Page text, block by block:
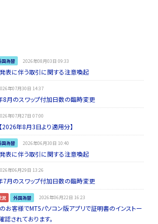
国為替 2026年08月03日 09:33
発表に伴う取引に関する注意喚起
年07月30日 14:37
8月のスワップ付加日数の臨時変更
年07月27日 07:00
年8月3日より適用分】
国為替 2026年06月30日 10:40
発表に伴う取引に関する注意喚起
年06月29日 13:26
7月のスワップ付加日数の臨時変更
況 外国為替 2026年06月22日 16:23
お客様でMT5パソコン版アプリで証明書のインストー
されております。